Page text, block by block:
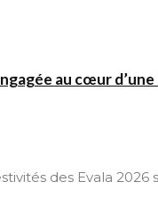
au cœur
des Evala